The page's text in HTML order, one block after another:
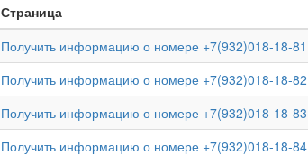
Страница
Получить информацию о номере +7(932)018-18-81
Получить информацию о номере +7(932)018-18-82
Получить информацию о номере +7(932)018-18-83
Получить информацию о номере +7(932)018-18-84